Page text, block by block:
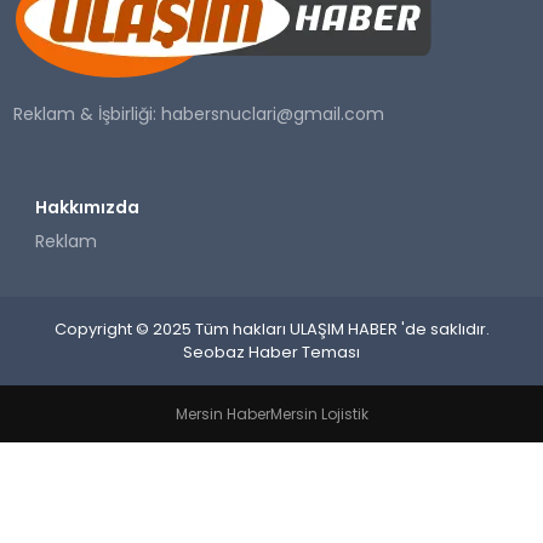
SAĞLIK
YAŞAM
Reklam & İşbirliği:habersnuclari@gmail.com
Hakkımızda
Reklam
Copyright © 2025 Tüm hakları ULAŞIM HABER 'de saklıdır.
Seobaz Haber Teması
Mersin HaberMersin Lojistik